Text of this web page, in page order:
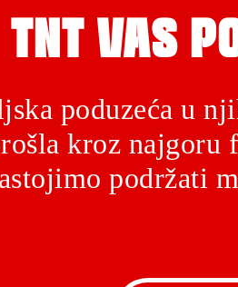
TNT VAS
poduzeća u
kroz
podržati